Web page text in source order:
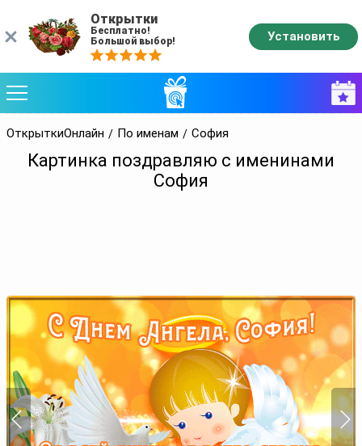
ОткрыткиОнлайн По именам София
Картинка поздравляю с именинами
София
Открытки
Бесплатно!
Большой выбор!
Установить